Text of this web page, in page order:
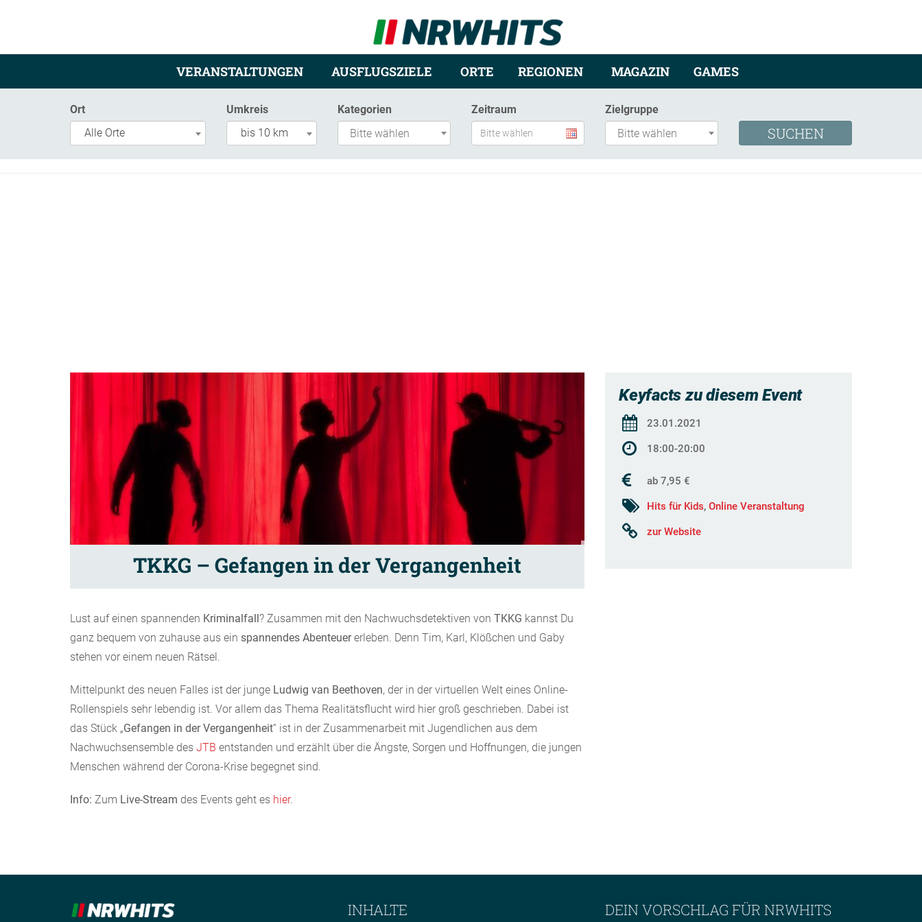
VERANSTALTUNGEN AUSFLUGSZIELE ORTE REGIONEN MAGAZIN GAMES
Ort
Alle Orte
Umkreis
bis 10 km
Kategorien Zeitraum Zielgruppe
TKKG – Gefangen in der Vergangenheit
Lust auf einen spannenden Kriminalfall? Zusammen mit den Nachwuchsdetektiven von TKKG kannst Du
ganz bequem von zuhause aus ein spannendes Abenteuererleben. Denn Tim, Karl, Klößchen und Gaby
stehen vor einem neuen Rätsel.
Mittelpunkt des neuen Falles ist der junge Ludwig van Beethoven, der in der virtuellen Welt eines Online-
Rollenspiels sehr lebendig ist. Vor allem das Thema Realitätsflucht wird hier groß geschrieben. Dabei ist
das Stück „Gefangen in der Vergangenheit“ ist in der Zusammenarbeit mit Jugendlichen aus dem
Nachwuchsensemble des JTB entstanden und erzählt über die Ängste, Sorgen und Hoffnungen, die jungen
Menschen während der Corona-Krise begegnet sind.
Info: Zum Live-Stream des Events geht es hier.
Keyfacts zu diesem Event
23.01.2021
18:00-20:00
ab 7,95 €
Hits für Kids, Online Veranstaltung
zur Website
INHALTE DEIN VORSCHLAG FÜR NRWHITS